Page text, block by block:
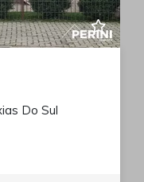
Do Sul